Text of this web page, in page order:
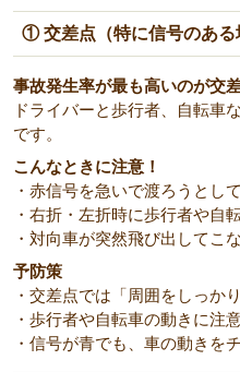
① 交差点（特に信号のある
事故発生率が最も高いのが交差
ドライバーと歩行者、自転車
です。
こんなときに注意！
・赤信号を急いで渡ろうとし
・右折・左折時に歩行者や自
・対向車が突然飛び出してこ
予防策
・交差点では「周囲をしっか
・歩行者や自転車の動きに注
・信号が青でも、車の動きを